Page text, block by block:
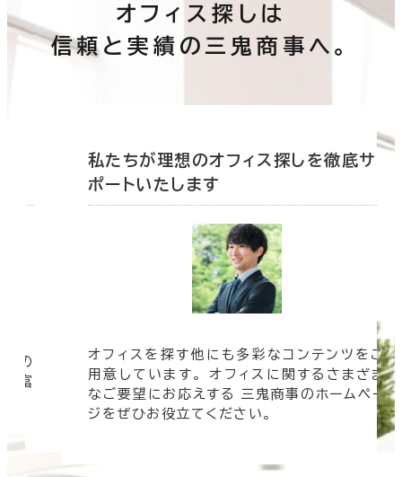
オフィス探しは
信頼と実績の三鬼商事へ。
の
豊富
私たちが理想のオフィス探しを徹底サ
ポートいたします
オフィスを探す他にも多彩なコンテンツをご
用意しています。 オフィスに関するさまざま
なご要望にお応えする 三鬼商事のホームペー
ジをぜひお役立てください。